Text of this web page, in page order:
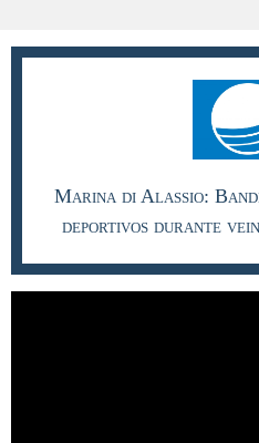
Marina di Alassio:
deportivos durante